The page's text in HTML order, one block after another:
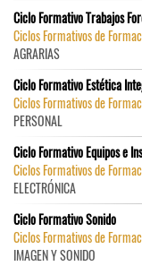
Ciclo Formativo Trabajos
Ciclos Formativos de
AGRARIAS
Ciclo Formativo Estética
Ciclos Formativos de
PERSONAL
Ciclo Formativo Equipos e
Ciclos Formativos de
ELECTRÓNICA
Ciclo Formativo Sonido
Ciclos Formativos de
IMAGEN Y SONIDO